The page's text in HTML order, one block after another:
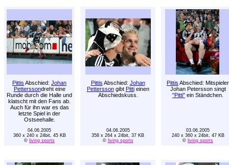
Pittis Abschied: Johan
Petterssondreht eine
Runde durch die Halle und
klatscht mit den Fans ab.
Auch für ihn war es das
letzte Spiel in der
Ostseehalle.
Pittis Abschied: Johan
Petterssongibt Pittieinen
Abschiedskuss.
Pittis Abschied: Mitspieler
Johan Petersson singt
"Pitti" ein Ständchen.
04.06.2005
360 x 240 x 24bit, 45 KB
© living sports
04.06.2005
358 x 264 x 24bit, 37 KB
© living sports
03.06.2005
240 x 360 x 24bit, 47 KB
© living sports